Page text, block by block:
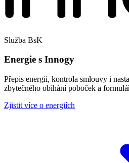
Služba BsK
Energie s Innogy
Přepis energií, kontrola smlouvy i
zbytečného obíhání poboček a
Zjistit více o energiích